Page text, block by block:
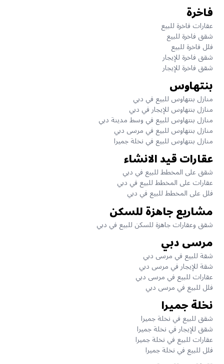
فاخرة
عقارات فاخرة للبيع
شقق فاخرة للبيع
فلل فاخرة للبيع
شقق فاخرة للإيجار
شقق فاخرة للإيجار
بنتهاوس
منازل بنتهاوس للبيع في دبي
منازل بنتهاوس للإيجار في دبي
منازل بنتهاوس للبيع في وسط مدينة دبي
منازل بنتهاوس للبيع في مرسى دبي
منازل بنتهاوس للبيع في نخلة جميرا
عقارات قيد الانشاء
شقق على المخطط للبيع في دبي
عقارات على المخطط للبيع في دبي
فلل على المخطط للبيع في دبي
مشاريع جاهزة للسكن
شقق وعقارات جاهزة للسكن للبيع في دبي
مرسى دبي
شقة للبيع في مرسى دبي
شقة للإيجار في مرسى دبي
عقارات للبيع في مرسى دبي
فلل للبيع في مرسى دبي
نخلة جميرا
شقق للبيع في نخلة جميرا
شقق للإيجار في نخلة جميرا
عقارات للبيع في نخلة جميرا
فلل للبيع في نخلة جميرا